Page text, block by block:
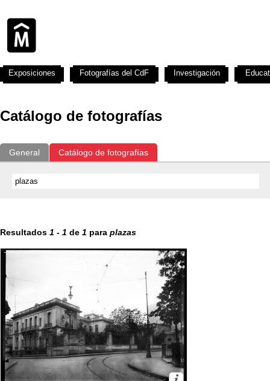
Catálogo de fotografías
General Catálogo de fotografías
Resultados 1 - 1 de 1 para plazas
Exposiciones Fotografías del CdF Investigación